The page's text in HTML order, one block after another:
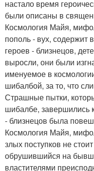
настало время
были описаны в
Космология Майя,
пополь - вух, содержит
героев - близнецов,
выросли, они были
именуемое в
шибалбой, за то, что
Страшные пытки,
шибалбе, завершились
- близнецов была
Космология Майя,
злых поступков не
обрушившийся на
властителями